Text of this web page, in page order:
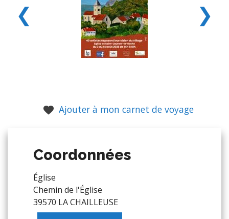
❮ ❯
Ajouter à mon carnet de voyage
Coordonnées
Église
Chemin de l'Église
39570 LA CHAILLEUSE